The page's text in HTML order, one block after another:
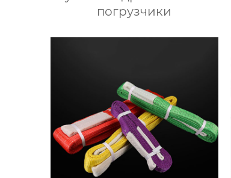
погрузчики